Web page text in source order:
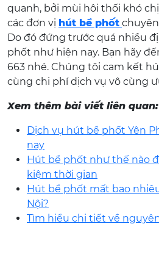
quanh, bởi mùi hôi thối khó
các đơn vị hút bể phốt
Do đó đứng trước quá nhiều
phốt như hiện nay. Bạn hãy
663 nhé. Chúng tôi cam kết
cùng chi phí dịch vụ vô cùng
Xem thêm bài viết liên quan:
Dịch vụ hút bể phốt Yên
nay
Hút bể phốt như thế nào
kiệm thời gian
Hút bể phốt mất bao
Nội?
Tìm hiểu chi tiết về